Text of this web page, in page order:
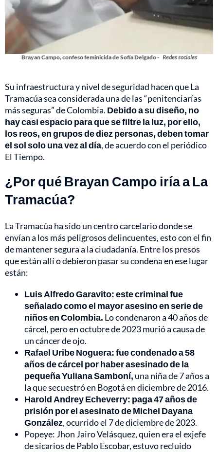
Brayan Campo, confeso feminicida de Sofía Delgado - Redes sociales
Su infraestructura y nivel de seguridad hacen que La
Tramacúa sea considerada una de las “penitenciarías
más seguras” de Colombia. Debido a su diseño, no
hay casi espacio para que se filtre la luz, por ello,
los reos, en grupos de diez personas, deben tomar
el sol solo una vez al día, de acuerdo con el periódico
El Tiempo.
¿Por qué Brayan Campo iría a La
Tramacúa?
La Tramacúa ha sido un centro carcelario donde se
envían a los más peligrosos delincuentes, esto con el fin
de mantener segura a la ciudadanía. Entre los presos
que están allí o debieron pasar su condena en ese lugar
están:
Luis Alfredo Garavito: este criminal fue
señalado como el mayor asesino en serie de
niños en Colombia. Lo condenaron a 40 años de
cárcel, pero en octubre de 2023 murió a causa de
un cáncer de ojo.
Rafael Uribe Noguera: fue condenado a 58
años de cárcel por haber asesinado de la
pequeña Yuliana Samboní, una niña de 7 años a
la que secuestró en Bogotá en diciembre de 2016.
Harold Andrey Echeverry: paga 47 años de
prisión por el asesinato de Michel Dayana
González, ocurrido el 7 de diciembre de 2023.
Popeye: Jhon Jairo Velásquez, quien era el exjefe
de sicarios de Pablo Escobar, estuvo recluido